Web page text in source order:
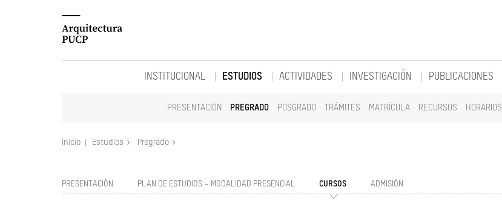
INSTITUCIONAL ESTUDIOS
PRESENTACIÓN PREGRADO POSGRADO TRÁMITES MATRÍCULA RECURSOS HORARIOS
ACTIVIDADES INVESTIGACIÓN PUBLICACIONES
Inicio Estudios Pregrado
PRESENTACIÓN PLAN DE ESTUDIOS – MODALIDAD PRESENCIAL CURSOS ADMISIÓN